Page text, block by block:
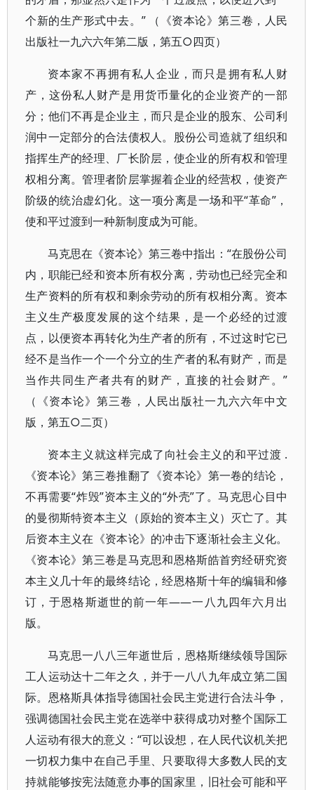
个新的生产形式中去。” （《资本论》第三卷，人民
出版社一九六六年第二版，第五○四页）
资本家不再拥有私人企业，而只是拥有私人财
产，这份私人财产是用货币量化的企业资产的一部
分；他们不再是企业主，而只是企业的股东、公司利
润中一定部分的合法债权人。股份公司造就了组织和
指挥生产的经理、厂长阶层，使企业的所有权和管理
权相分离。管理者阶层掌握着企业的经营权，使资产
阶级的统治虚幻化。这一项分离是一场和平“革命”，
使和平过渡到一种新制度成为可能。
马克思在《资本论》第三卷中指出：“在股份公司
内，职能已经和资本所有权分离，劳动也已经完全和
生产资料的所有权和剩余劳动的所有权相分离。资本
主义生产极度发展的这个结果，是一个必经的过渡
点，以便资本再转化为生产者的所有，不过这时它已
经不是当作一个一个分立的生产者的私有财产，而是
当作共同生产者共有的财产，直接的社会财产。”
（《资本论》第三卷，人民出版社一九六六年中文
版，第五○二页）
资本主义就这样完成了向社会主义的和平过渡 .
《资本论》第三卷推翻了《资本论》第一卷的结论，
不再需要“炸毁”资本主义的“外壳”了。马克思心目中
的曼彻斯特资本主义（原始的资本主义）灭亡了。其
后资本主义在《资本论》的冲击下逐渐社会主义化。
《资本论》第三卷是马克思和恩格斯皓首穷经研究资
本主义几十年的最终结论，经恩格斯十年的编辑和修
订，于恩格斯逝世的前一年——一八九四年六月出
版。
马克思一八八三年逝世后，恩格斯继续领导国际
工人运动达十二年之久，并于一八八九年成立第二国
际。恩格斯具体指导德国社会民主党进行合法斗争，
强调德国社会民主党在选举中获得成功对整个国际工
人运动有很大的意义：“可以设想，在人民代议机关把
一切权力集中在自己手里、只要取得大多数人民的支
持就能够按宪法随意办事的国家里，旧社会可能和平